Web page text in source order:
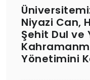
Niyazi Can,
Şehit Dul ve
Yönetimini